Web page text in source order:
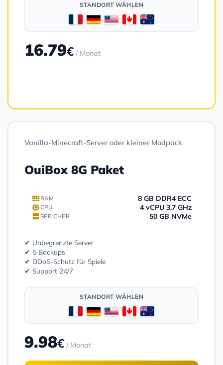
Vanilla-Minecraft-Server oder kleiner Modpack
OuiBox 8G Paket
RAM 8 GB DDR4 ECC
CPU 4 vCPU 3,7 GHz
SPEICHER 50 GB NVMe
✔ Unbegrenzte Server
✔ 5 Backups
✔ DDoS-Schutz für Spiele
✔ Support 24/7
STANDORT WÄHLEN
9.98€ / Monat
STANDORT WÄHLEN
16.79€ / Monat